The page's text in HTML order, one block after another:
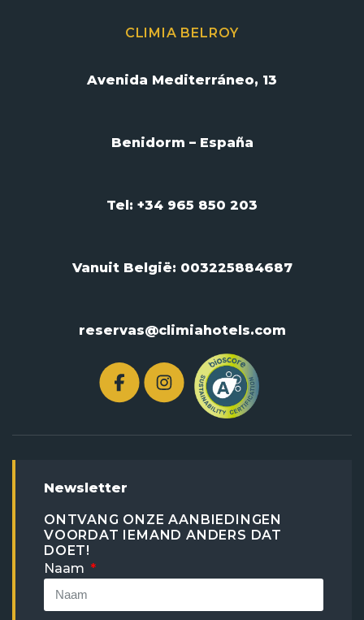
CLIMIA BELROY
Avenida Mediterráneo, 13
Benidorm – España
Tel: +34 965 850 203
Vanuit België: 003225884687
reservas@climiahotels.com
Newsletter
ONTVANG ONZE AANBIEDINGEN
VOORDAT IEMAND ANDERS DAT
DOET!
Naam